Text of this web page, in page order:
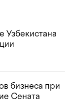
Узбекистана
бизнеса при
Сената